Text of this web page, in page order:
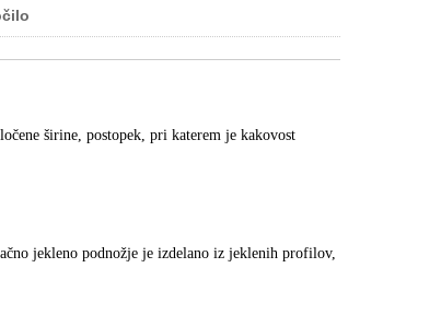
širine, postopek, pri katerem je kakovost
jekleno podnožje je izdelano iz jeklenih profilov,